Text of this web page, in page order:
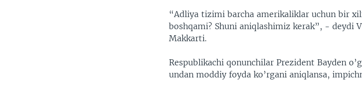
“Adliya tizimi barcha amerikaliklar uchun bir
boshqami? Shuni aniqlashimiz kerak”, - deydi
Makkarti.
Respublikachi qonunchilar Prezident Bayden
undan moddiy foyda ko’rgani aniqlansa,